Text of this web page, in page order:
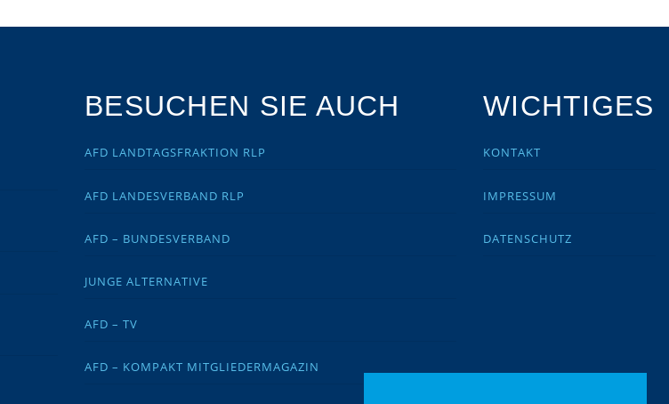
BESUCHEN SIE AUCH
AFD LANDTAGSFRAKTION RLP
AFD LANDESVERBAND RLP
AFD – BUNDESVERBAND
JUNGE ALTERNATIVE
AFD – TV
AFD – KOMPAKT MITGLIEDERMAGAZIN
WICHTIGES
KONTAKT
IMPRESSUM
DATENSCHUTZ